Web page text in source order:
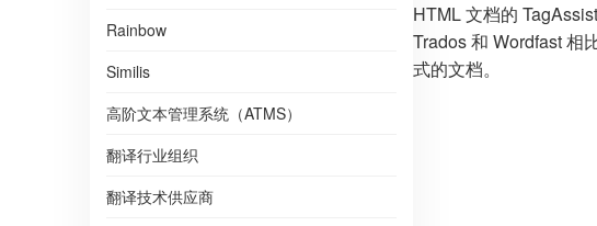
Rainbow
Similis
高阶文本管理系统（ATMS）
翻译行业组织
翻译技术供应商
HTML 文档的
Trados 和 Wordfast 相
式的文档。